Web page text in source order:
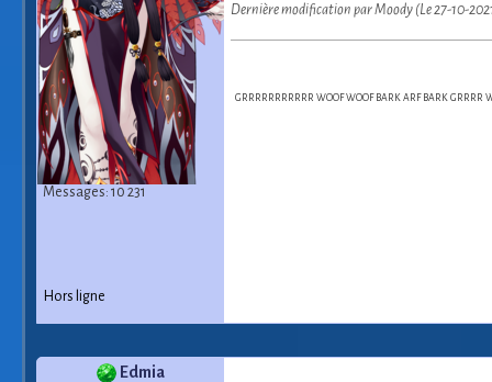
Messages: 10 231
Dernière modification par Moody (Le 27-10-
GRRRRRRRRRRR WOOF WOOF BARK ARF BARK GRRRR
Hors ligne
Edmia